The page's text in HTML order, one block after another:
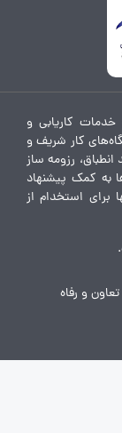
خدمات کاریابی و
کار شریف و
رزومه ساز
به کمک پیشنهاد
برای استخدام از
و رفاه